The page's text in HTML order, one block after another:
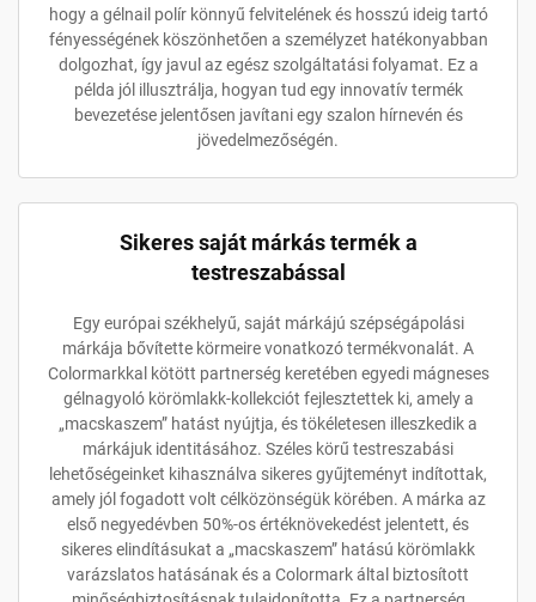
hogy a gélnail polír könnyű felvitelének és hosszú ideig tartó
fényességének köszönhetően a személyzet hatékonyabban
dolgozhat, így javul az egész szolgáltatási folyamat. Ez a
példa jól illusztrálja, hogyan tud egy innovatív termék
bevezetése jelentősen javítani egy szalon hírnevén és
jövedelmezőségén.
Sikeres saját márkás termék a
testreszabással
Egy európai székhelyű, saját márkájú szépségápolási
márkája bővítette körmeire vonatkozó termékvonalát. A
Colormarkkal kötött partnerség keretében egyedi mágneses
gélnagyoló körömlakk-kollekciót fejlesztettek ki, amely a
„macskaszem” hatást nyújtja, és tökéletesen illeszkedik a
márkájuk identitásához. Széles körű testreszabási
lehetőségeinket kihasználva sikeres gyűjteményt indítottak,
amely jól fogadott volt célközönségük körében. A márka az
első negyedévben 50%-os értéknövekedést jelentett, és
sikeres elindításukat a „macskaszem” hatású körömlakk
varázslatos hatásának és a Colormark által biztosított